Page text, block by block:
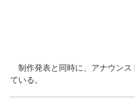
制作発表と同時に、アナウンス
ている。